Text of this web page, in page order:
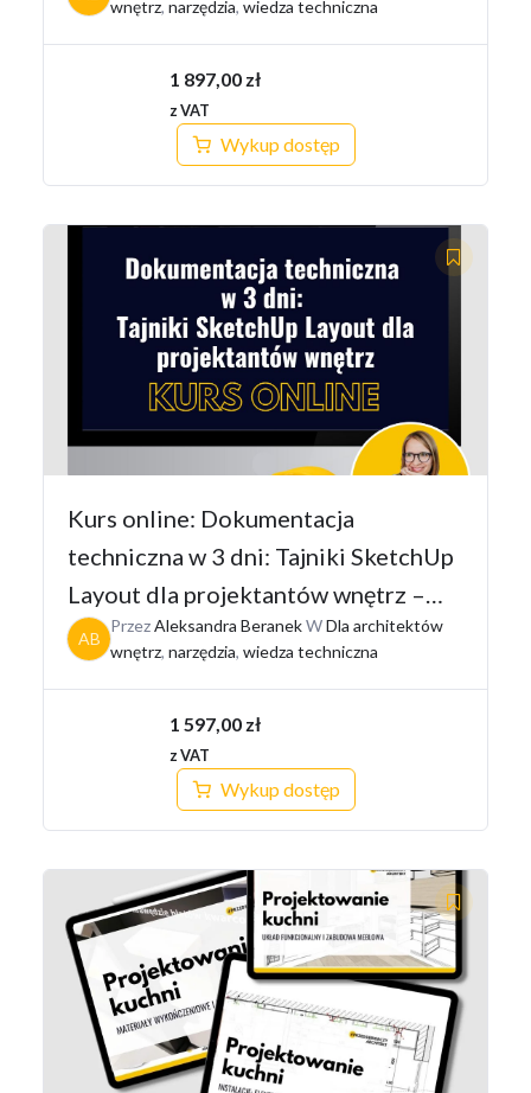
wnętrz, narzędzia, wiedza techniczna
1 897,00 zł
z VAT
Wykup dostęp
Kurs online: Dokumentacja
techniczna w 3 dni: Tajniki SketchUp
Layout dla projektantów wnętrz –
Pakiet I
AB
PrzezAleksandra BeranekWDla architektów
wnętrz, narzędzia, wiedza techniczna
1 597,00 zł
z VAT
Wykup dostęp